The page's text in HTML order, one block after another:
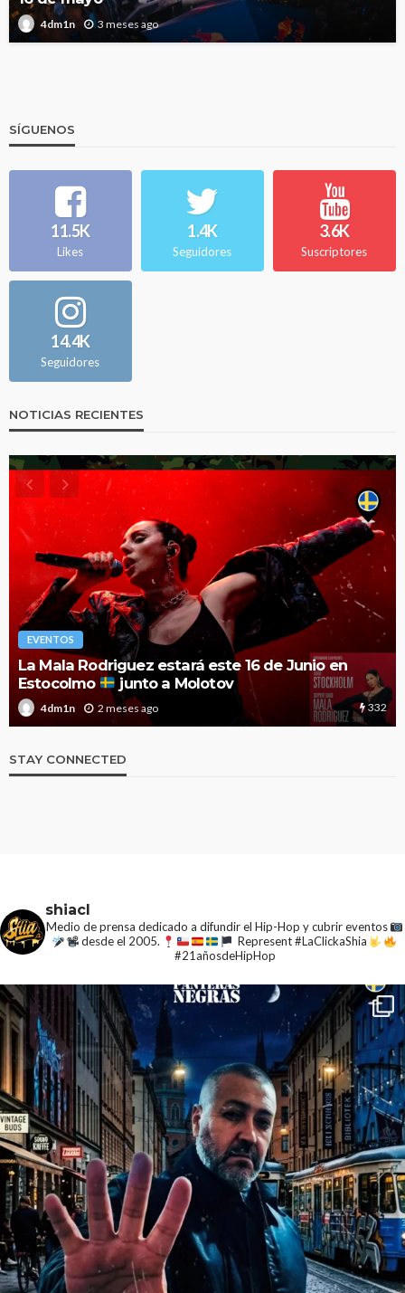
4dm1n 3 meses ago
SÍGUENOS
11.5K
Likes
1.4K
Seguidores
3.6K
Suscriptores
14.4K
Seguidores
NOTICIAS RECIENTES
EVENTOS
El Festival Noches Mágicas anuncia el cartel de
2026 con nuevas y esperadas confirmaciones
4dm1n 3 meses ago 1.9k
STAY CONNECTED
shiacl
Medio de prensa dedicado a difundir el Hip-Hop y cubrir eventos
desde el 2005.
Represent #LaClickaShia
#21añosdeHipHop